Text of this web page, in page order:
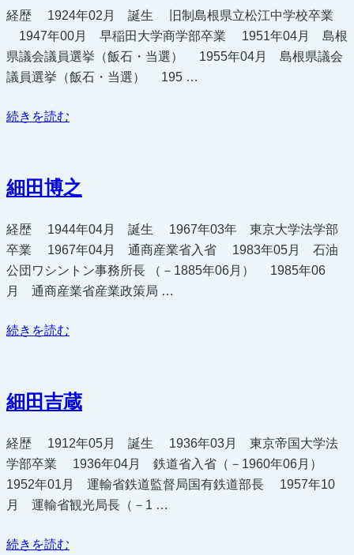
経歴 1924年02月 誕生 旧制島根県立松江中学校卒業
1947年00月 早稲田大学商学部卒業 1951年04月 島根
県議会議員選挙（飯石・当選） 1955年04月 島根県議会
議員選挙（飯石・当選） 195 …
“竹
の
続きを読む
細田博之
経歴 1944年04月 誕生 1967年03年 東京大学法学部
卒業 1967年04月 通商産業省入省 1983年05月 石油
公団ワシントン事務所長 （－1885年06月） 1985年06
月 通商産業省産業政策局 …
“細
之”
の
続きを読む
細田吉蔵
経歴 1912年05月 誕生 1936年03月 東京帝国大学法
学部卒業 1936年04月 鉄道省入省（－1960年06月）
1952年01月 運輸省鉄道監督局国有鉄道部長 1957年10
月 運輸省観光局長（－1 …
“細
続きを読む